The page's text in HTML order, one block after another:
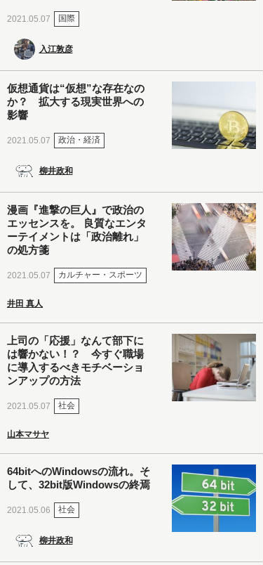
2021.05.07 国際
入江敦彦
仮想通貨は“仮想”な存在なの
か？ 拡大する現実世界への
影響
2021.05.07 政治・経済
柳井政和
漫画『進撃の巨人』で政治の
エッセンスを。 良質なエンタ
ーテイメントは「政治離れ」
の処方箋
2021.05.07 カルチャー・スポーツ
井田 真人
上司の「応援」なんて部下に
は響かない！？ 今すぐ職場
に導入するべきモチベーショ
ンアップの方法
2021.05.07 社会
山本マサヤ
64bitへのWindowsの流れ。そ
して、32bit版Windowsの終焉
2021.05.06 社会
柳井政和